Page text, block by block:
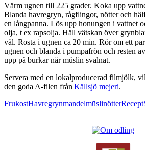
Värm ugnen till 225 grader. Koka upp
Blanda havregryn, rågflingor, nötter och
en långpanna. Lös upp honungen i vattnet
olja, t ex rapsolja. Häll vätskan över
väl. Rosta i ugnen ca 20 min. Rör om ett
ugnen och blanda i pumpafrön och resten
upp på burkar när müslin svalnat.
Servera med en lokalproducerad filmjölk,
den goda A-filen från Källsjö mejeri.
FrukostHavregrynmandelmūslinötterRecept